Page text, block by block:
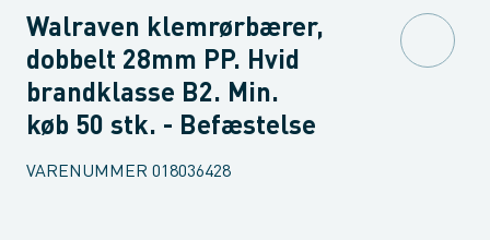
Walraven klemrørbærer,
dobbelt 28mm PP. Hvid
brandklasse B2. Min.
køb 50 stk. - Befæstelse
VARENUMMER 018036428